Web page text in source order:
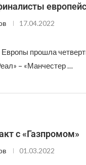
17.04.2022
прошла
– «Манчестер …
с «Газпромом»
01.03.2022